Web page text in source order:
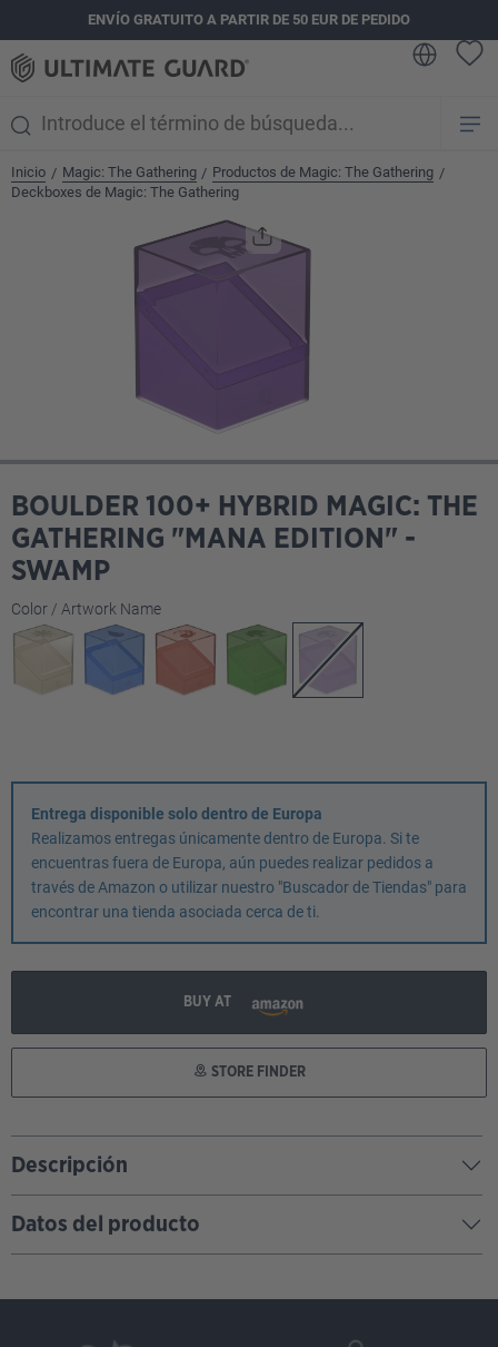
principalENVÍO GRATUITO A PARTIR DE 50 EUR DE PEDIDO
Inicio / Magic: The Gathering / Productos de Magic: The Gathering /
Deckboxes de Magic: The Gathering
BOULDER 100+ HYBRID MAGIC: THE
GATHERING "MANA EDITION" -
SWAMP
Seleccione
Color / Artwork Name
Entrega disponible solo dentro de Europa
Realizamos entregas únicamente dentro de Europa. Si te
encuentras fuera de Europa, aún puedes realizar pedidos a
través de Amazon o utilizar nuestro "Buscador de Tiendas" para
encontrar una tienda asociada cerca de ti.
BUY AT
STORE FINDER
Descripción
Datos del producto